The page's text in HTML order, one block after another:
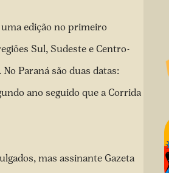
edição no primeiro
Sul, Sudeste e Centro-
Paraná são duas datas:
ano seguido que a Corrida
mas assinante Gazeta